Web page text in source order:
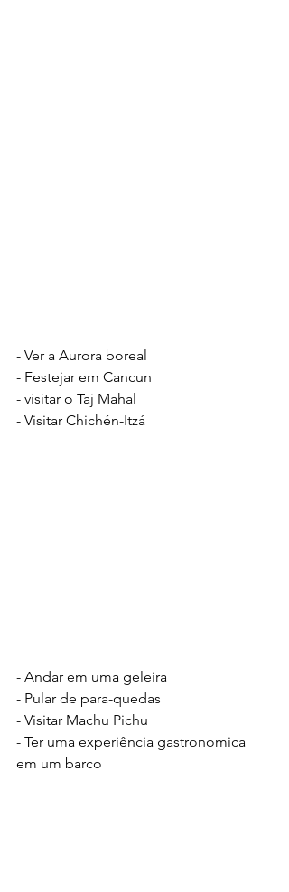
- Ver a Aurora boreal
- Festejar em Cancun
- visitar o Taj Mahal
- Visitar Chichén-Itzá
- Andar em uma geleira
- Pular de para-quedas
- Visitar Machu Pichu
- Ter uma experiência gastronomica
em um barco